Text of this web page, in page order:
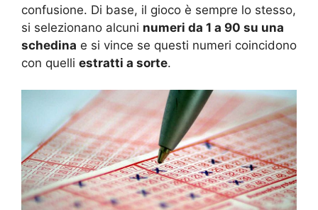
confusione. Di base, il gioco è sempre lo stesso,
si selezionano alcuni numeri da 1 a 90 su una
schedina e si vince se questi numeri coincidono
con quelli estratti a sorte.